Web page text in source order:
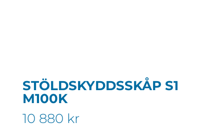
STÖLDSKYDDSSKÅP S1
M100K
10 880 kr